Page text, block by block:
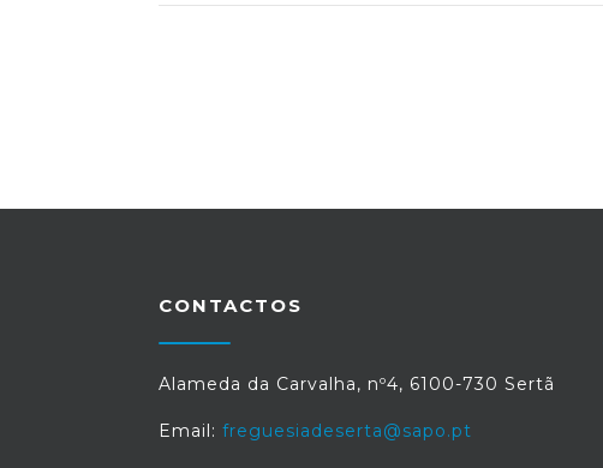
CONTACTOS
Alameda da Carvalha, nº4, 6100-730 Sertã
Email: freguesiadeserta@sapo.pt